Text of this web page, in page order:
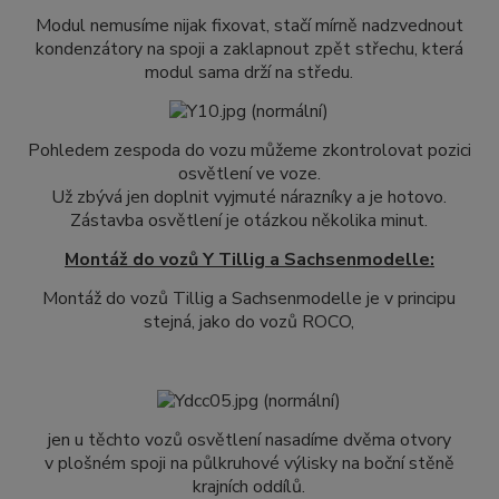
Modul nemusíme nijak fixovat, stačí mírně nadzvednout
kondenzátory na spoji a zaklapnout zpět střechu, která
modul sama drží na středu.
Pohledem zespoda do vozu můžeme zkontrolovat pozici
osvětlení ve voze.
Už zbývá jen doplnit vyjmuté nárazníky a je hotovo.
Zástavba osvětlení je otázkou několika minut.
Montáž do vozů Y Tillig a Sachsenmodelle:
Montáž do vozů Tillig a Sachsenmodelle je v principu
stejná, jako do vozů ROCO,
jen u těchto vozů osvětlení nasadíme dvěma otvory
v plošném spoji na půlkruhové výlisky na boční stěně
krajních oddílů.